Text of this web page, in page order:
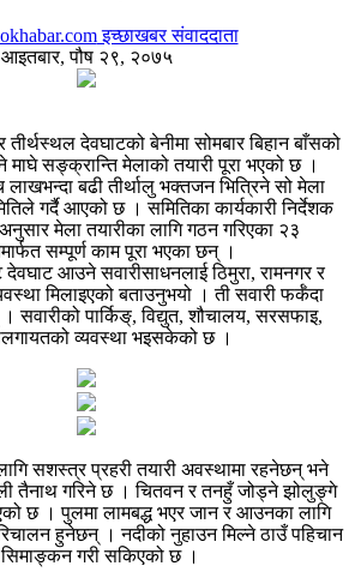
इच्छाखबर संवाददाता
आइतबार, पौष २९, २०७५
देवघाटको बेनीमा सोमबार बिहान बाँसको
माघे सङ्क्रान्ति मेलाको तयारी पूरा भएको छ ।
लाखभन्दा बढी तीर्थालु भक्तजन भित्रिने सो मेला
गर्दै आएको छ । समितिका कार्यकारी निर्देशक
मेला तयारीका लागि गठन गरिएका २३
सम्पूर्ण काम पूरा भएका छन् ।
आउने सवारीसाधनलाई ठिमुरा, रामनगर र
मिलाइएको बताउनुभयो । ती सवारी फर्कँदा
सवारीको पार्किङ्, विद्युत, शौचालय, सरसफाइ,
व्यवस्था भइसकेको छ ।
सशस्त्र प्रहरी तयारी अवस्थामा रहनेछन् भने
तैनाथ गरिने छ । चितवन र तनहुँ जोड्ने झोलुङ्गे
छ । पुलमा लामबद्ध भएर जान र आउनका लागि
हुनेछन् । नदीको नुहाउन मिल्ने ठाउँ पहिचान
सिमाङ्कन गरी सकिएको छ ।